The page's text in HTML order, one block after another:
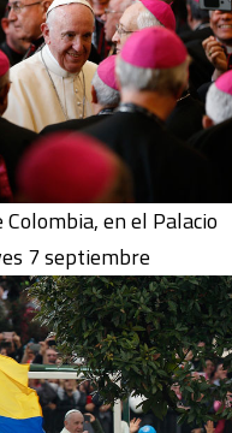
en el Palacio
7 septiembre